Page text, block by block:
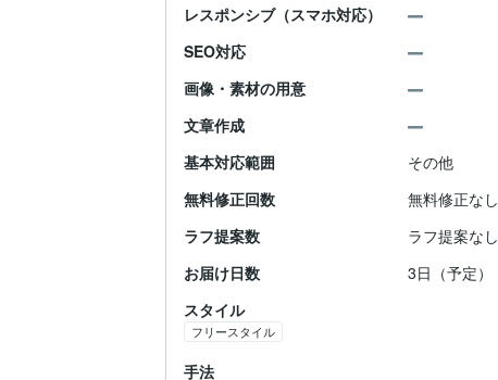
レスポンシブ（スマホ対応）
SEO対応
画像・素材の用意
文章作成
基本対応範囲
その他
無料修正回数
無料修正なし
ラフ提案数
ラフ提案なし
お届け日数
3日（予定）
スタイル
フリースタイル
手法